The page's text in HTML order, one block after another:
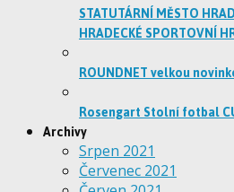
STATUTÁRNÍ MĚSTO
HRADECKÉ SPORTOVNÍ
ROUNDNET velkou
Rosengart Stolní fotbal
Archivy
Srpen 2021
Červenec 2021